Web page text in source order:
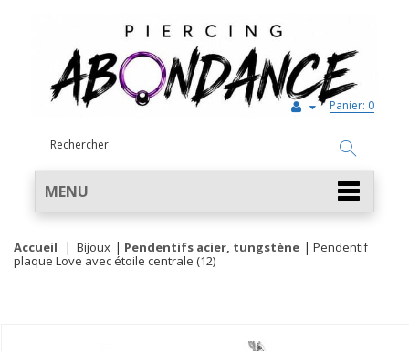
Panier: 0
MENU
Accueil Bijoux Pendentifs acier, tungstène
Pendentif
plaque Love avec étoile centrale (12)